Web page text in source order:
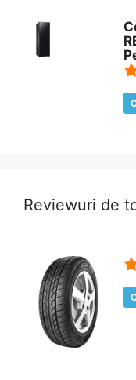
Reviewuri de